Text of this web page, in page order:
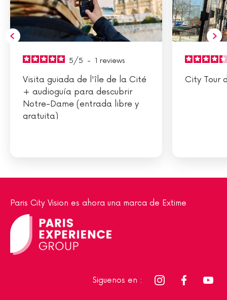
5/5 - 1 reviews
Visita guiada de l'île de la Cité
+ audioguía para descubrir
Notre-Dame (entrada libre y
gratuita)
City Tour
Paris City Vision es ahora una marca de Extime
Siguenos en :